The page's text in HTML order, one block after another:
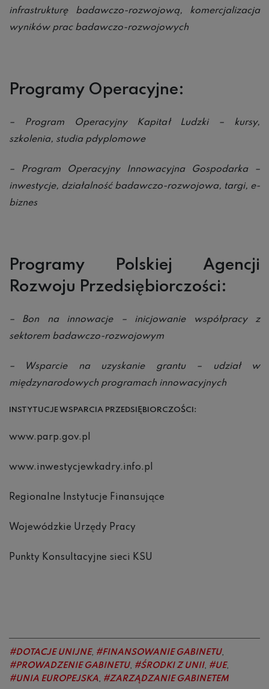
infrastrukturę badawczo-rozwojową, komercjalizacja
wyników prac badawczo-rozwojowych
Programy Operacyjne:
– Program Operacyjny Kapitał Ludzki – kursy,
szkolenia, studia pdyplomowe
– Program Operacyjny Innowacyjna Gospodarka –
inwestycje, działalność badawczo-rozwojowa, targi, e-
biznes
Programy Polskiej Agencji
Rozwoju Przedsiębiorczości:
– Bon na innowacje – inicjowanie współpracy z
sektorem badawczo-rozwojowym
– Wsparcie na uzyskanie grantu – udział w
międzynarodowych programach innowacyjnych
INSTYTUCJE WSPARCIA PRZEDSI ĘBIORCZOŚCI:
www.parp.gov.pl
www.inwestycjewkadry.info.pl
Regionalne Instytucje Finansujące
Wojewódzkie Urzędy Pracy
Punkty Konsultacyjne sieci KSU
DOTACJE UNIJNE, FINANSOWANIE GABINETU,
PROWADZENIE GABINETU, ŚRODKI Z UNII, UE,
UNIA EUROPEJSKA, ZARZĄDZANIE GABINETEM